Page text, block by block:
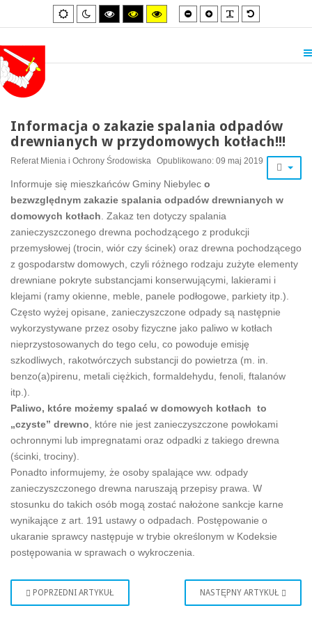
Default
mode
Night
mode
High
contrast
High
contrast
High
contrast
Smaller
font
Larger
font
Default
font
Informacja o zakazie spalania odpadów
drewnianych w przydomowych kotłach!!!
Referat Mienia i Ochrony Środowiska Opublikowano: 09 maj 2019
Informuje się mieszkańców Gminy Niebylec o
bezwzględnym zakazie spalania odpadów drewnianych w
domowych kotłach . Zakaz ten dotyczy spalania
zanieczyszczonego drewna pochodzącego z produkcji
przemysłowej (trocin, wiór czy ścinek) oraz drewna pochodzącego
z gospodarstw domowych, czyli różnego rodzaju zużyte elementy
drewniane pokryte substancjami konserwującymi, lakierami i
klejami (ramy okienne, meble, panele podłogowe, parkiety itp.).
Często wyżej opisane, zanieczyszczone odpady są następnie
wykorzystywane przez osoby fizyczne jako paliwo w kotłach
nieprzystosowanych do tego celu, co powoduje emisję
szkodliwych, rakotwórczych substancji do powietrza (m. in.
benzo(a)pirenu, metali ciężkich, formaldehydu, fenoli, ftalanów
itp.).
Paliwo, które możemy spalać w domowych kotłach to
„czyste” drewno , które nie jest zanieczyszczone powłokami
ochronnymi lub impregnatami oraz odpadki z takiego drewna
(ścinki, trociny).
Ponadto informujemy, że osoby spalające ww. odpady
zanieczyszczonego drewna naruszają przepisy prawa. W
stosunku do takich osób mogą zostać nałożone sankcje karne
wynikające z art. 191 ustawy o odpadach. Postępowanie o
ukaranie sprawcy następuje w trybie określonym w Kodeksie
postępowania w sprawach o wykroczenia.
POPRZEDNI ARTYKUŁ NASTĘPNY ARTYKUŁ